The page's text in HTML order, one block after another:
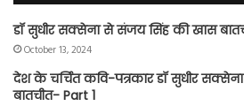
डॉ सुधीर सक्सेना से संजय सिंह की खास
October 13, 2024
देश के चर्चित कवि-पत्रकार डॉ सुधीर
बातचीत- Part 1